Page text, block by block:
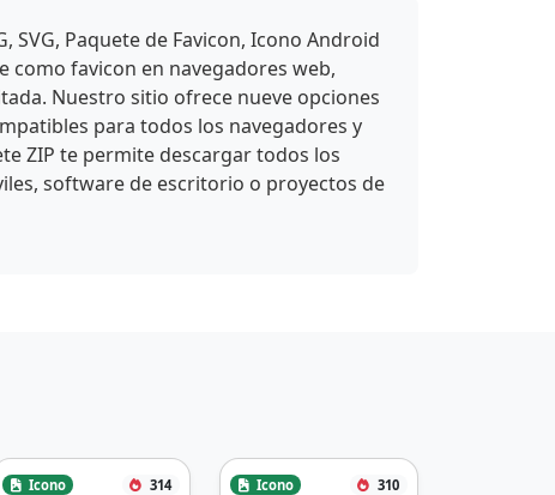
SVG, Paquete de Favicon, Icono Android
como favicon en navegadores web,
Nuestro sitio ofrece nueve opciones
para todos los navegadores y
ZIP te permite descargar todos los
software de escritorio o proyectos de
Icono 314 Icono 310